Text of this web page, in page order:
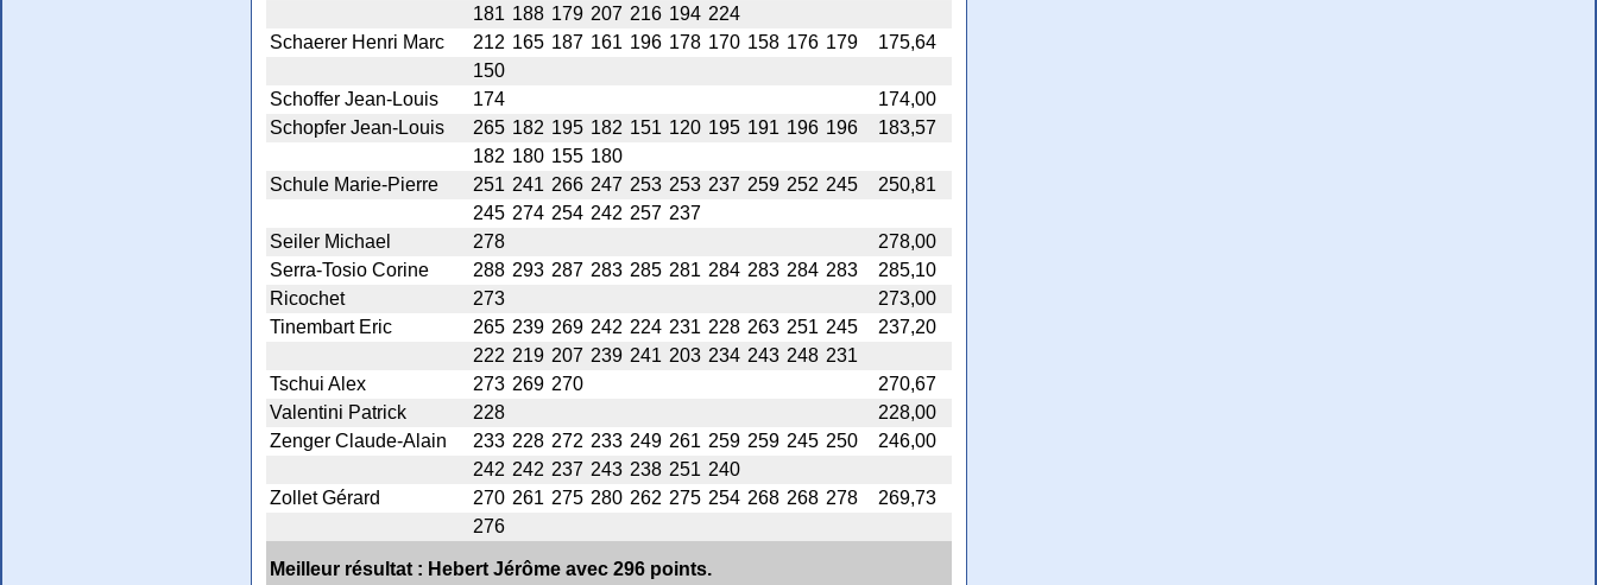
181 188 179 207 216 194 224
Schaerer Henri Marc
212 165 187 161 196 178 170 158 176 179
175,64
150
Schoffer Jean-Louis
174
174,00
Schopfer Jean-Louis
265 182 195 182 151 120 195 191 196 196
183,57
182 180 155 180
Schule Marie-Pierre
251 241 266 247 253 253 237 259 252 245
250,81
245 274 254 242 257 237
Seiler Michael
278
278,00
Serra-Tosio Corine
288 293 287 283 285 281 284 283 284 283
285,10
Ricochet
273
273,00
Tinembart Eric
265 239 269 242 224 231 228 263 251 245
237,20
222 219 207 239 241 203 234 243 248 231
Tschui Alex
273 269 270
270,67
Valentini Patrick
228
228,00
Zenger Claude-Alain
233 228 272 233 249 261 259 259 245 250
246,00
242 242 237 243 238 251 240
Zollet Gérard
270 261 275 280 262 275 254 268 268 278
269,73
276
Meilleur résultat : Hebert Jérôme avec 296 points.